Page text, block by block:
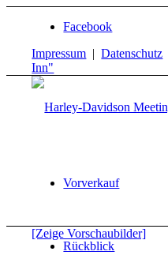
Facebook
Impressum |Datenschutz
Inn"
Vorverkauf
Rückblick
[Zeige Vorschaubilder]